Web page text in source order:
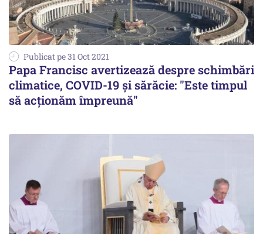
Publicat pe 31 Oct 2021
Papa Francisc avertizează despre schimbări
climatice, COVID-19 și sărăcie: "Este timpul
să acţionăm împreună"